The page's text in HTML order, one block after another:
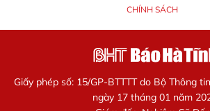
CHÍNH SÁCH
Giấy phép số: 15/GP-BTTTT do Bộ Thông
ngày 17 tháng 01 năm